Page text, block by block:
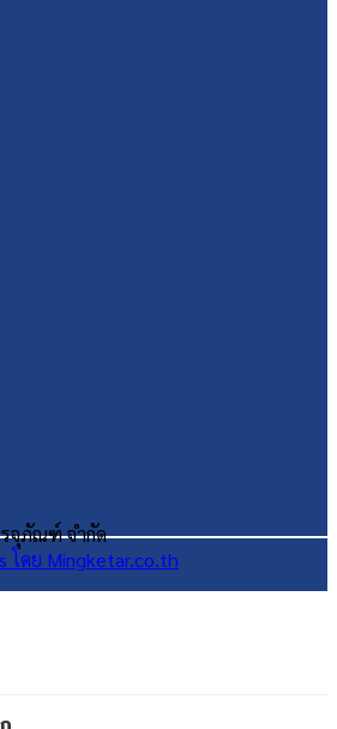
จุภัณฑ์ จำกัด
โดย Mingketar.co.th